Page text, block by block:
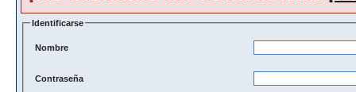
Identificarse
Nombre
Contraseña